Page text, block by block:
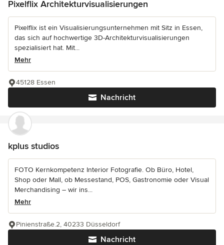
Pixelflix Architekturvisualisierungen
Pixelflix ist ein Visualisierungsunternehmen mit Sitz in Essen,
das sich auf hochwertige 3D-Architekturvisualisierungen
spezialisiert hat. Mit...
Mehr
Nachricht
45128 Essen
kplus studios
FOTO Kernkompetenz Interior Fotografie. Ob Büro, Hotel,
Shop oder Mall, ob Messestand, POS, Gastronomie oder Visual
Merchandising – wir ins...
Mehr
Nachricht
Pinienstraße.2, 40233 Düsseldorf